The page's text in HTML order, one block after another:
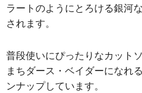
ラートのようにとろける銀河
されます。
普段使いにぴったりなカット
まちダース・ベイダーになれ
ンナップしています。